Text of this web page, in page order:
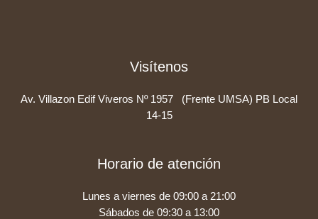
Visítenos
Av. Villazon Edif Viveros Nº 1957 (Frente UMSA) PB Local
14-15
Horario de atención
Lunes a viernes de 09:00 a 21:00
Sábados de 09:30 a 13:00